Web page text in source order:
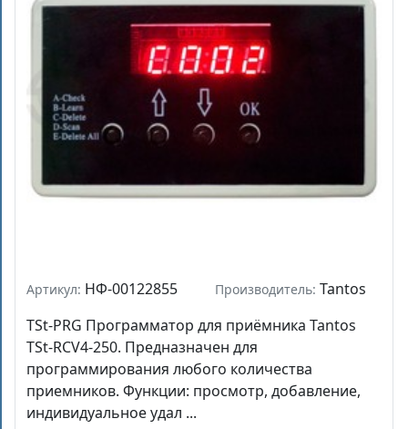
Артикул: НФ-00122855 Производитель: Tantos
TSt-PRG Программатор для приёмника Tantos
TSt-RCV4-250. Предназначен для
программирования любого количества
приемников. Функции: просмотр, добавление,
индивидуальное удал ...